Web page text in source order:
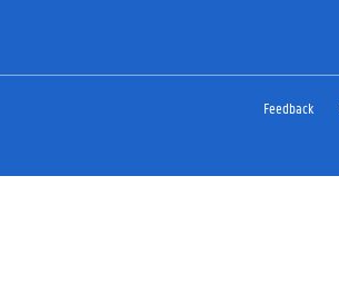
Feedback